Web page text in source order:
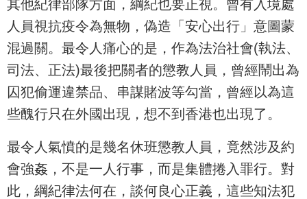
其他紀律部隊方面，綱紀也要正視。曾有入境處
人員視抗疫令為無物，偽造「安心出行」意圖蒙
混過關。最令人痛心的是，作為法治社會(執法、
司法、正法)最後把關者的懲教人員，曾經鬧出為
囚犯偷運違禁品、串謀賭波等勾當，曾經以為這
些醜行只在外國出現，想不到香港也出現了。
最令人氣憤的是幾名休班懲教人員，竟然涉及約
會強姦，不是一人行事，而是集體捲入罪行。對
此，綱紀律法何在，談何良心正義，這些知法犯